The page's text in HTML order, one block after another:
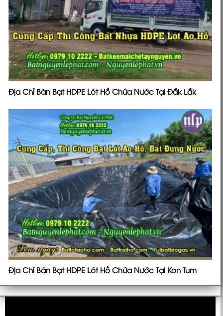
Địa Chỉ Bán Bạt HDPE Lót Hồ Chứa Nước Tại Đắk Lắk
Địa Chỉ Bán Bạt HDPE Lót Hồ Chứa Nước Tại Kon Tum